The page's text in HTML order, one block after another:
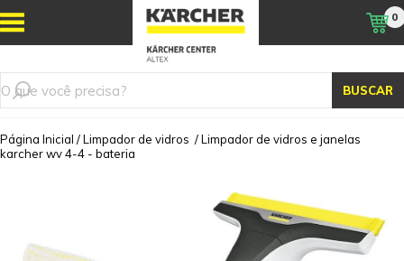
BUSCAR
0
Página Inicial /Limpador de vidros /Limpador de vidros e janelas
karcher wv 4-4 - bateria